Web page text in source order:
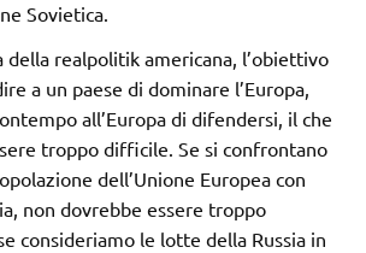
Sovietica.
della realpolitik americana, l’obiettivo
a un paese di dominare l’Europa,
all’Europa di difendersi, il che
troppo difficile. Se si confrontano
dell’Unione Europea con
non dovrebbe essere troppo
consideriamo le lotte della Russia in